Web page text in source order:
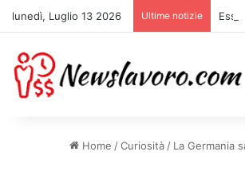
lunedì, Luglio 13 2026 Ultime notizie
Home /Curiosità / La Germania